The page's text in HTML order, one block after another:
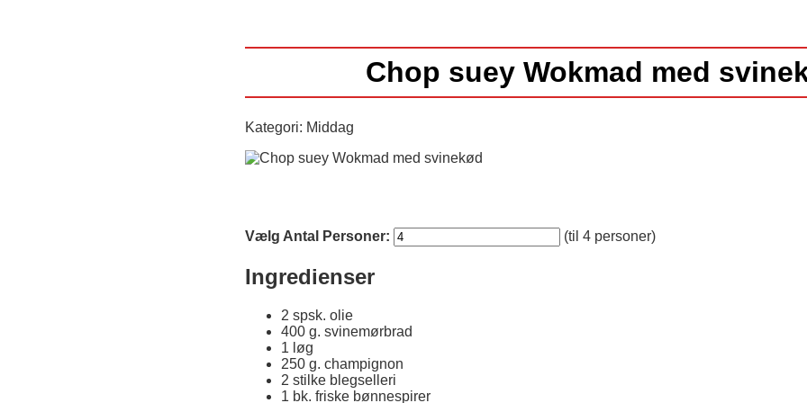
Chop suey Wokmad med
Kategori: Middag
Vælg Antal Personer: (til 4 personer)
Ingredienser
2 spsk. olie
400 g. svinemørbrad
1 løg
250 g. champignon
2 stilke blegselleri
1 bk. friske bønnespirer